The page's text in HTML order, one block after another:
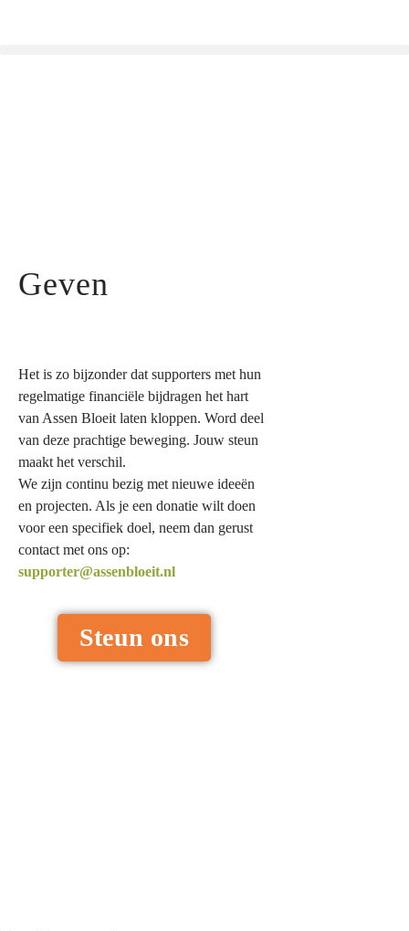
Geven
Het is zo bijzonder dat supporters met hun
regelmatige financiële bijdragen het hart
van Assen Bloeit laten kloppen. Word deel
van deze prachtige beweging. Jouw steun
maakt het verschil.
We zijn continu bezig met nieuwe ideeën
en projecten. Als je een donatie wilt doen
voor een specifiek doel, neem dan gerust
contact met ons op:
supporter@assenbloeit.nl
Steun ons